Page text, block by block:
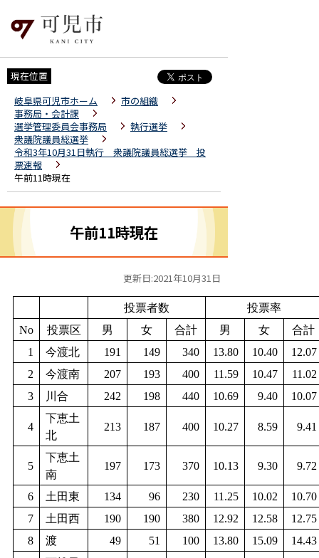
現在位置
岐阜県可児市ホーム
市の組織
事務局・会計課
選挙管理委員会事務局
執行選挙
衆議院議員総選挙
令和3年10月31日執行 衆議院議員総選挙 投
票速報
午前11時現在
午前11時現在
更新日:2021年10月31日
投票者数
投票率
No
投票区 男 女 合計 男 女
合計
1
今渡北 191 149 340 13.80 10.40
12.07
2
今渡南 207 193 400 11.59 10.47
11.02
3
川合 242 198 440 10.69 9.40 10.07
4
下恵土
北
213 187 400 10.27 8.59 9.41
5
下恵土
南
197 173 370 10.13 9.30 9.72
6 土田東 134 96 230 11.25 10.02
10.70
7
土田西 190 190 380 12.92 12.58
12.75
8
渡 49 51 100 13.80 15.09
14.43